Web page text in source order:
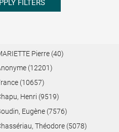
FILTERS
Pierre (40)
(12201)
(10657)
Henri (9519)
Eugène (7576)
Théodore (5078)